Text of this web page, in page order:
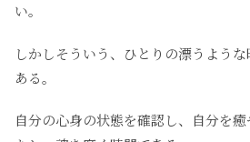
い。
しかしそういう、ひとりの漂うよう
ある。
自分の心身の状態を確認し、自分を